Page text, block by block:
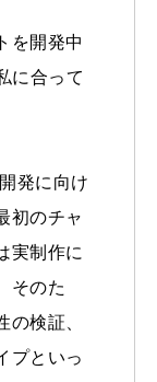
を開発中
に合って
発に向け
初のチャ
実制作に
そのた
検証、
プといっ